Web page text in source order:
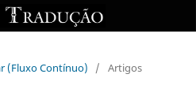
(Fluxo Contínuo)
/ Artigos